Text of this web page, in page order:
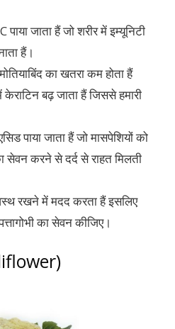
पाया जाता हैं जो शरीर में इम्यूनिटी
हैं।
का खतरा कम होता हैं
बढ़ जाता हैं जिससे हमारी
पाया जाता हैं जो मासपेशियों को
सेवन करने से दर्द से राहत मिलती
रखने में मदद करता हैं इसलिए
का सेवन कीजिए।